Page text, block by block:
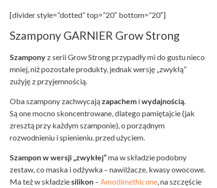
[divider style=”dotted” top=”20″ bottom=”20″]
Szampony GARNIER Grow Strong
Szampony z serii Grow Strong przypadły mi do gustu nieco
mniej, niż pozostałe produkty, jednak wersję „zwykłą”
zużyję z przyjemnością.
Oba szampony zachwycajązapachem iwydajnością
Są one mocno skoncentrowane, dlatego pamiętajcie (jak
zresztą przy każdym szamponie), o porządnym
rozwodnieniu i spienieniu. przed użyciem.
Szampon w wersji „zwykłej”ma w składzie podobny
zestaw, co maska i odżywka – nawilżacze, kwasy owocowe.
Ma też w składziesilikon – Amodimethicone , na szczęście